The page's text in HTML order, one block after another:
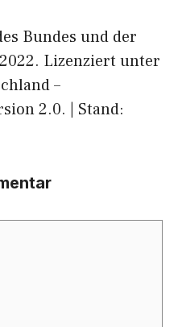
Bundes und der
Lizenziert unter
–
2.0. | Stand: